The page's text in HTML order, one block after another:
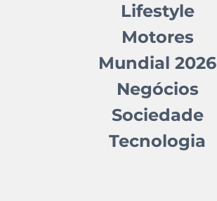
Lifestyle
Motores
Mundial 2026
Negócios
Sociedade
Tecnologia